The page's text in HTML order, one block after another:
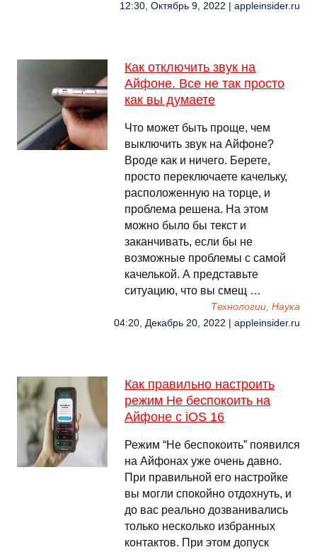
12:30, Октябрь 9, 2022 | appleinsider.ru
Как отключить звук на
Айфоне. Все не так просто
как вы думаете
Что может быть проще, чем
выключить звук на Айфоне?
Вроде как и ничего. Берете,
просто переключаете качельку,
расположенную на торце, и
проблема решена. На этом
можно было бы текст и
заканчивать, если бы не
возможные проблемы с самой
качелькой. А представьте
ситуацию, что вы смещ …
Технологии, Наука
04:20, Декабрь 20, 2022 | appleinsider.ru
Как правильно настроить
режим Не беспокоить на
Айфоне с iOS 16
Режим “Не беспокоить” появился
на Айфонах уже очень давно.
При правильной его настройке
вы могли спокойно отдохнуть, и
до вас реально дозванивались
только несколько избранных
контактов. При этом допуск